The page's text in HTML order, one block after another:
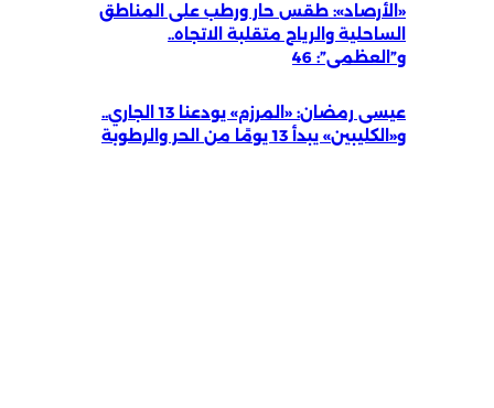
«الأرصاد»: طقس حار ورطب على المناطق
الساحلية والرياح متقلبة الاتجاه..
و”العظمى”: 46
عيسى رمضان: «المرزم» يودعنا 13 الجاري..
و«الكليبين» يبدأ 13 يومًا من الحر والرطوبة